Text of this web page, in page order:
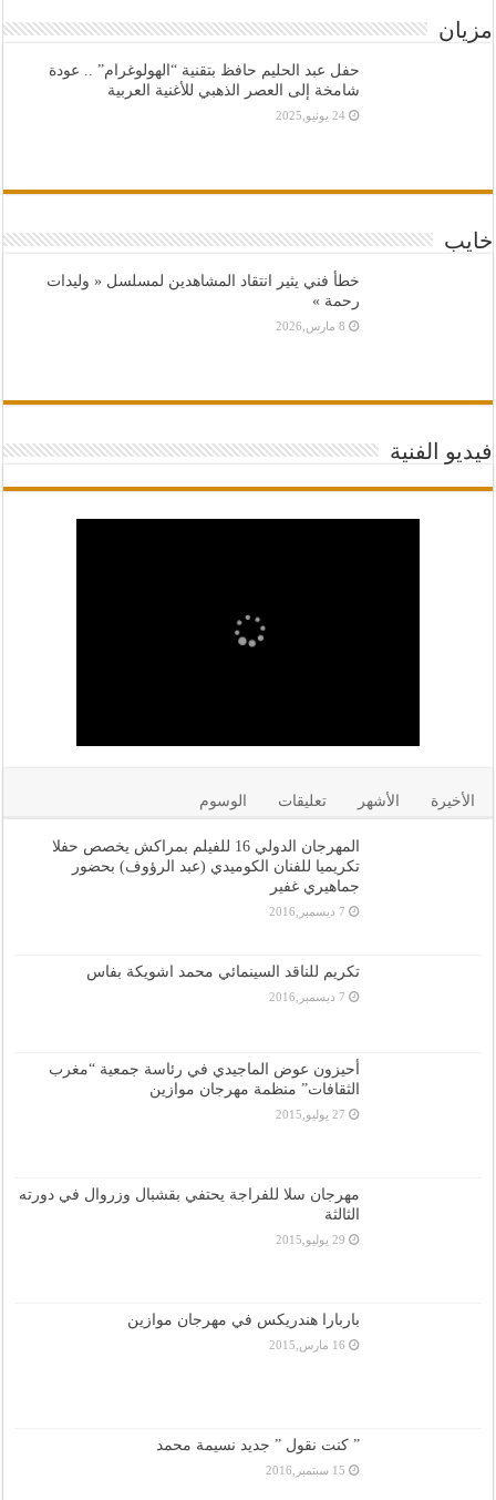
مزيان
حفل عبد الحليم حافظ بتقنية “الهولوغرام” .. عودة
شامخة إلى العصر الذهبي للأغنية العربية
24 يونيو,2025
خايب
خطأ فني يثير انتقاد المشاهدين لمسلسل « وليدات
رحمة »
8 مارس,2026
فيديو الفنية
الأخيرة الأشهر تعليقات الوسوم
المهرجان الدولي 16 للفيلم بمراكش يخصص حفلا
تكريميا للفنان الكوميدي (عبد الرؤوف) بحضور
جماهيري غفير
7 ديسمبر,2016
تكريم للناقد السينمائي محمد اشويكة بفاس
7 ديسمبر,2016
أحيزون عوض الماجيدي في رئاسة جمعية “مغرب
الثقافات” منظمة مهرجان موازين
27 يوليو,2015
مهرجان سلا للفراجة يحتفي بقشبال وزروال في دورته
الثالثة
29 يوليو,2015
باربارا هندريكس في مهرجان موازين
16 مارس,2015
” كنت نقول ” جديد نسيمة محمد
15 سبتمبر,2016